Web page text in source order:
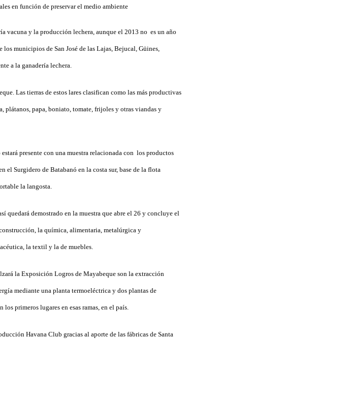
en función de preservar el medio ambiente
vacuna y la producción lechera, aunque el 2013 no es un año
los municipios de San José de las Lajas Bejucal Güines
a la ganadería lechera.
Las tierras de estos lares clasifican como las más productivas
plátanos papa boniato tomate frijoles y otras viandas y
presente con una muestra relacionada con los productos
el Surgidero de Batabanó en la costa sur, base de la flota
la langosta
demostrado en la muestra que abre el 26 y concluye el
la química, alimentaria, metalúrgica y
la textil y la de muebles.
la Exposición Logros de Mayabeque son la extracción
mediante una planta termoeléctrica y dos plantas de
primeros lugares en esas ramas, en el país.
Havana Club gracias al aporte de las fábricas de Santa